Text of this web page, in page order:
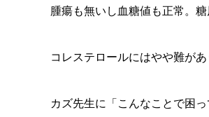
腫瘍も無いし血糖値も正常。糖
コレステロールにはやや難が
カズ先生に「こんなことで困